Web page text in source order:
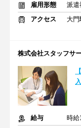
雇用形態
派遣
アクセス
大門
株式会社スタッフサ
給与
時給